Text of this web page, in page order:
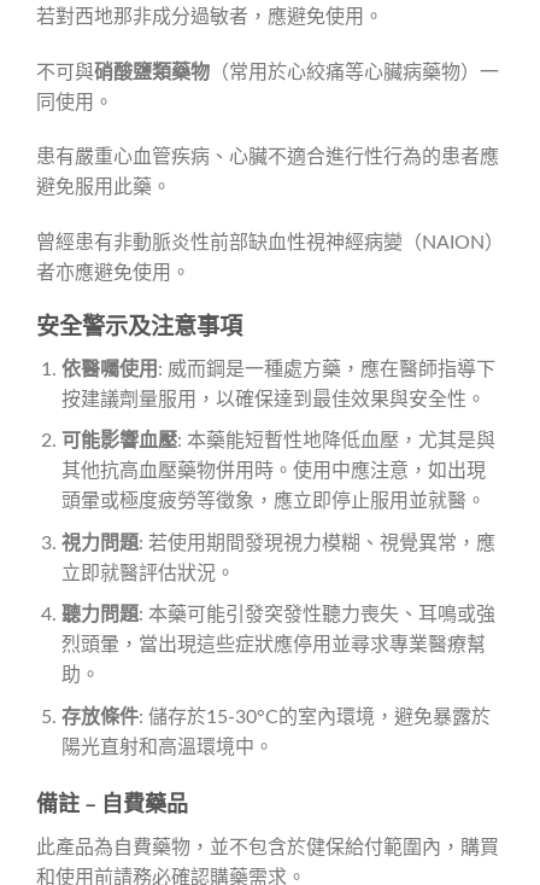
若對西地那非成分過敏者，應避免使用。
不可與硝酸鹽類藥物 （常用於心絞痛等心臟病藥物）一
同使用。
患有嚴重心血管疾病、心臟不適合進行性行為的患者應
避免服用此藥。
曾經患有非動脈炎性前部缺血性視神經病變（NAION）
者亦應避免使用。
安全警示及注意事項
依醫囑使用 : 威而鋼是一種處方藥，應在醫師指導下
按建議劑量服用，以確保達到最佳效果與安全性。
可能影響血壓: 本藥能短暫性地降低血壓，尤其是與
其他抗高血壓藥物併用時。使用中應注意，如出現
頭暈或極度疲勞等徵象，應立即停止服用並就醫。
視力問題: 若使用期間發現視力模糊、視覺異常，應
立即就醫評估狀況。
聽力問題: 本藥可能引發突發性聽力喪失、耳鳴或強
烈頭暈，當出現這些症狀應停用並尋求專業醫療幫
助。
存放條件: 儲存於15-30°C的室內環境，避免暴露於
陽光直射和高溫環境中。
備註 – 自費藥品
此產品為自費藥物，並不包含於健保給付範圍內，購買
和使用前請務必確認購藥需求。